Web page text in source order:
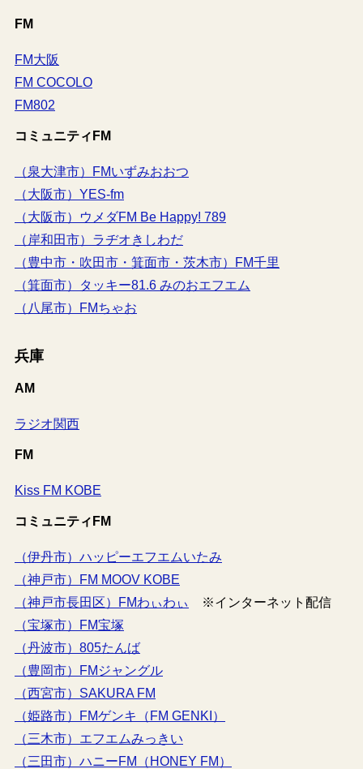
FM
FM大阪
FM COCOLO
FM802
コミュニティFM
（泉大津市）FMいずみおおつ
（大阪市）YES-fm
（大阪市）ウメダFM Be Happy! 789
（岸和田市）ラヂオきしわだ
（豊中市・吹田市・箕面市・茨木市）FM千里
（箕面市）タッキー81.6 みのおエフエム
（八尾市）FMちゃお
兵庫
AM
ラジオ関西
FM
Kiss FM KOBE
コミュニティFM
（伊丹市）ハッピーエフエムいたみ
（神戸市）FM MOOV KOBE
（神戸市長田区）FMわぃわぃ
※インターネット配信
（宝塚市）FM宝塚
（丹波市）805たんば
（豊岡市）FMジャングル
（西宮市）SAKURA FM
（姫路市）FMゲンキ（FM GENKI）
（三木市）エフエムみっきい
（三田市）ハニーFM（HONEY FM）